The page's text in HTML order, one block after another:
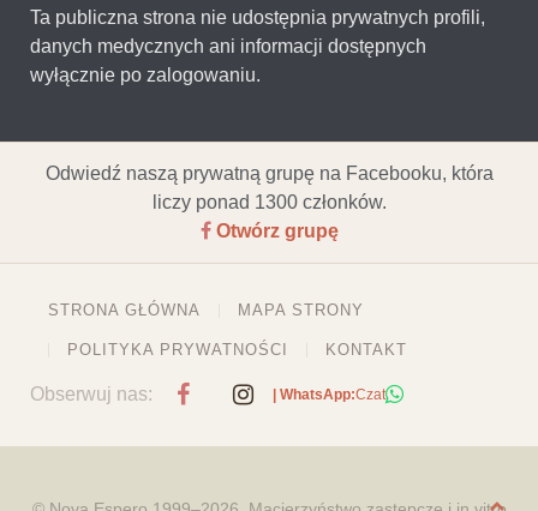
Ta publiczna strona nie udostępnia prywatnych profili,
danych medycznych ani informacji dostępnych
wyłącznie po zalogowaniu.
Odwiedź naszą prywatną grupę na Facebooku, która
liczy ponad 1300 członków.
Otwórz grupę
STRONA GŁÓWNA MAPA STRONY
POLITYKA PRYWATNOŚCI KONTAKT
Obserwuj nas: | WhatsApp:Czat